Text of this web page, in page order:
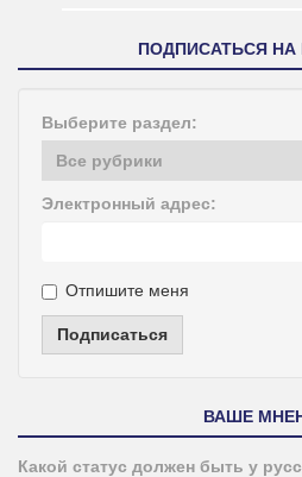
ПОДПИСАТЬСЯ НА
Выберите раздел:
Электронный адрес:
Отпишите меня
Подписаться
ВАШЕ
Какой статус должен быть у